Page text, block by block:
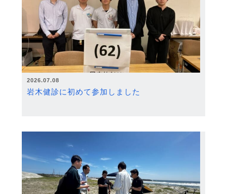
2026.07.08
岩木健診に初めて参加しました